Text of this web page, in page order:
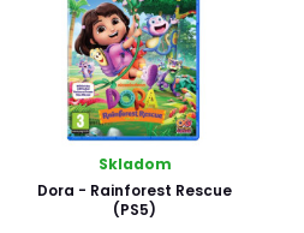
Skladom
Dora - Rainforest Rescue
(PS5)